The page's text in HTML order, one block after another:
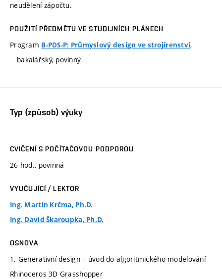
neudělení zápočtu.
POUŽITÍ PŘEDMĚTU VE STUDIJNÍCH PLÁNECH
Program B-PDS-P: Průmyslový design ve strojírenství,
bakalářský, povinný
Typ (způsob) výuky
CVIČENÍ S POČÍTAČOVOU PODPOROU
26 hod., povinná
VYUČUJÍCÍ / LEKTOR
Ing. Martin Krčma, Ph.D.
Ing. David Škaroupka, Ph.D.
OSNOVA
1. Generativní design – úvod do algoritmického modelování
Rhinoceros 3D Grasshopper